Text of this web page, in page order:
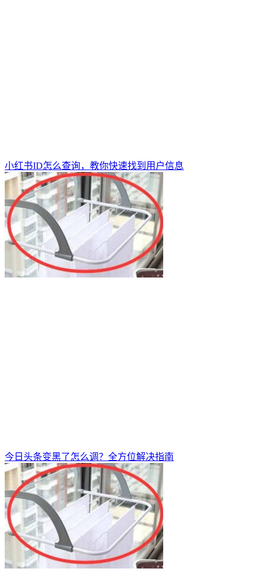
小红书ID怎么查询，教你快速找到用户信息
今日头条变黑了怎么调？全方位解决指南